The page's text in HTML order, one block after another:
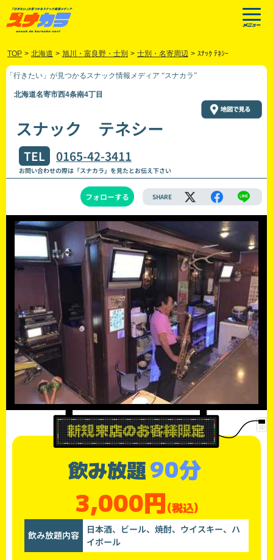
TOP > 北海道 > 旭川・富良野・士別 > 士別・名寄周辺 > ｽﾅｯｸ ﾃﾈｼｰ
「行きたい」が見つかるスナック情報メディア “スナカラ”
北海道名寄市西4条南4丁目
スナック テネシー
TEL 0165-42-3411
お問い合わせの際は「スナカラ」を見たとお伝え下さい
フォローする SHARE
飲み放題90分
3,000円(税込)
飲み放題内容
日本酒、ビール、焼酎、ウイスキー、ハ
イボール